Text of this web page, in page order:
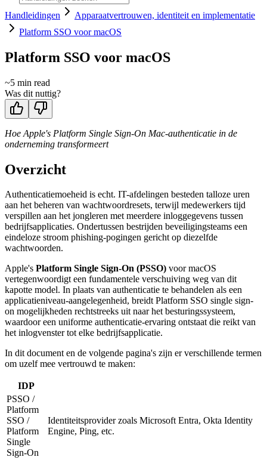
Handleidingen
Apparaatvertrouwen, identiteit en implementatie
Platform SSO voor macOS
Platform SSO voor macOS
~5 min read
Was dit nuttig?
Hoe Apple's Platform Single Sign-On Mac-authenticatie in de
onderneming transformeert
Overzicht
Authenticatiemoeheid is echt. IT-afdelingen besteden talloze uren
aan het beheren van wachtwoordresets, terwijl medewerkers tijd
verspillen aan het jongleren met meerdere inloggegevens tussen
bedrijfsapplicaties. Ondertussen bestrijden beveiligingsteams een
eindeloze stroom phishing-pogingen gericht op diezelfde
wachtwoorden.
Apple's Platform Single Sign-On (PSSO) voor macOS
vertegenwoordigt een fundamentele verschuiving weg van dit
kapotte model. In plaats van authenticatie te behandelen als een
applicatieniveau-aangelegenheid, breidt Platform SSO single sign-
on mogelijkheden rechtstreeks uit naar het besturingssysteem,
waardoor een uniforme authenticatie-ervaring ontstaat die reikt van
het inlogvenster tot elke bedrijfsapplicatie.
In dit document en de volgende pagina's zijn er verschillende termen
om uzelf mee vertrouwd te maken:
IDP
PSSO /
Platform
SSO /
Platform
Single
Sign-On
Identiteitsprovider zoals Microsoft Entra, Okta Identity
Engine, Ping, etc.